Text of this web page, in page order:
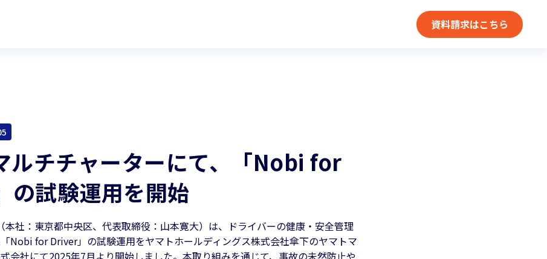
資料請求はこちら
ルチチャーターにて、「Nobi for
の試験運用を開始
社：東京都中央区、代表取締役：山本寛大）は、ドライバーの健康・安全管理
Nobi for Driver」の試験運用をヤマトホールディングス株式会社傘下のヤマトマ
会社にて2025年7月より開始しました。本取り組みを通じて、事故の未然防止や